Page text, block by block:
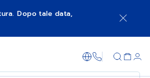
Dopo tale data,
+800 36 00